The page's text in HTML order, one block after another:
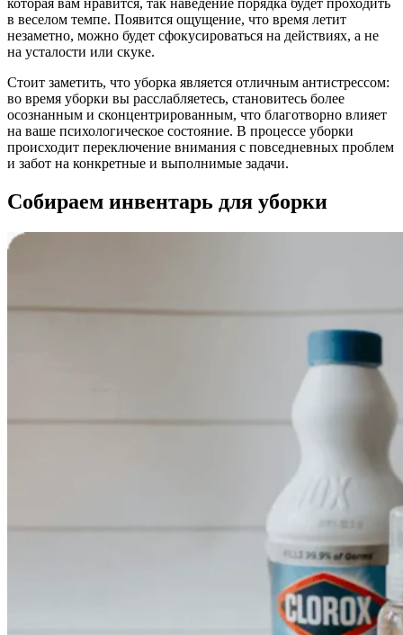
которая вам нравится, так наведение порядка будет проходить
в веселом темпе. Появится ощущение, что время летит
незаметно, можно будет сфокусироваться на действиях, а не
на усталости или скуке.
Стоит заметить, что уборка является отличным антистрессом:
во время уборки вы расслабляетесь, становитесь более
осознанным и сконцентрированным, что благотворно влияет
на ваше психологическое состояние. В процессе уборки
происходит переключение внимания с повседневных проблем
и забот на конкретные и выполнимые задачи.
Собираем инвентарь для уборки